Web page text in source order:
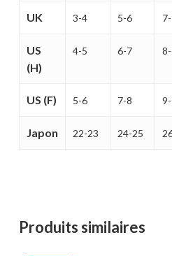
MAGASINER
UK 3-4 5-6
US
(H)
4-5 6-7
US (F) 5-6 7-8
Japon 22-23 24-25
Produits similaires